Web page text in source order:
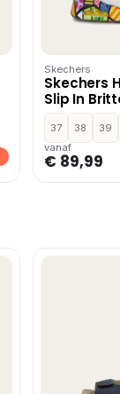
Skechers
Skechers
Slip In
37 38 39
vanaf
€ 89,99